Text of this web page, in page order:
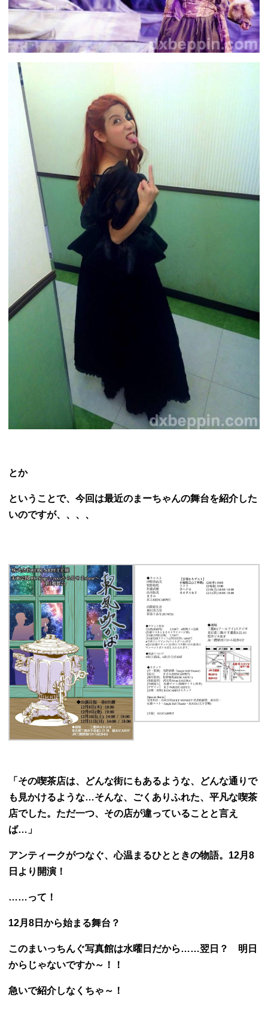
とか
ということで、今回は最近のまーちゃんの舞台を紹介した
いのですが、、、、
「その喫茶店は、どんな街にもあるような、どんな通りで
も見かけるような…そんな、ごくありふれた、平凡な喫茶
店でした。ただ一つ、その店が違っていることと言え
ば…」
アンティークがつなぐ、心温まるひとときの物語。12月8
日より開演！
……って！
12月8日から始まる舞台？
このまいっちんぐ写真館は水曜日だから……翌日？ 明日
からじゃないですか～！！
急いで紹介しなくちゃ～！